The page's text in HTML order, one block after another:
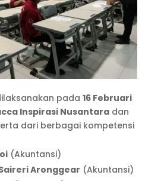
pada 16 Februari
Inspirasi Nusantaradan
dari berbagai kompetensi
(Akuntansi)
Aronggear (Akuntansi)